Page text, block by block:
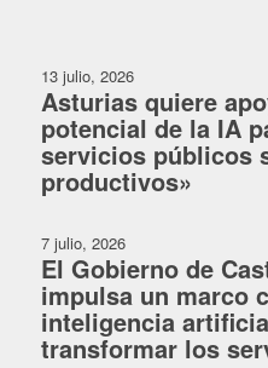
13 julio, 2026
Asturias quiere
potencial de la IA
servicios públicos
productivos»
7 julio, 2026
El Gobierno de
impulsa un marco
inteligencia
transformar los